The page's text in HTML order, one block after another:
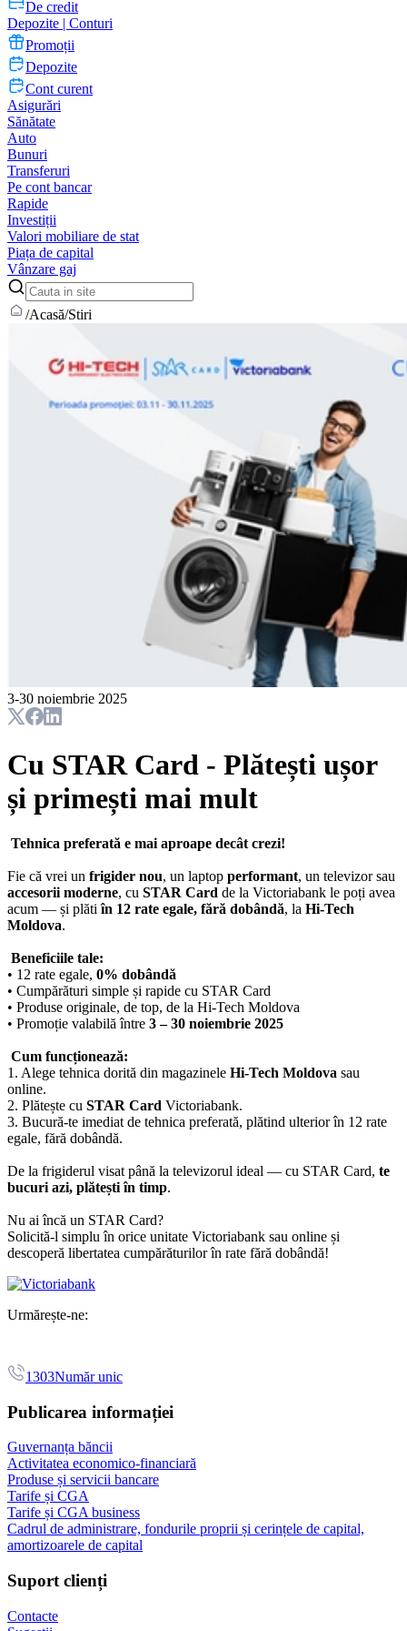
De credit
Depozite | Conturi
Promoții
Depozite
Cont curent
Asigurări
Sănătate
Auto
Bunuri
Transferuri
Pe cont bancar
Rapide
Investiții
Valori mobiliare de stat
Piața de capital
Vânzare gaj
/Acasă/Stiri
3-30 noiembrie 2025
Cu STAR Card - Plătești ușor
și primești mai mult
Tehnica preferată e mai aproape decât crezi!
Fie că vrei un frigider nou, un laptop performant, un televizor sau
accesorii moderne, cu STAR Card de la Victoriabank le poți avea
acum — și plătiîn 12 rate egale, fără dobândă, la Hi-Tech
Moldova.
Beneficiile tale:
• 12 rate egale, 0% dobândă
• Cumpărături simple și rapide cu STAR Card
• Produse originale, de top, de la Hi-Tech Moldova
• Promoție valabilă între 3 – 30 noiembrie 2025
Cum funcționează:
1. Alege tehnica dorită din magazinele Hi-Tech Moldova sau
online.
2. Plătește cu STAR Card Victoriabank.
3. Bucură-te imediat de tehnica preferată, plătind ulterior în 12 rate
egale, fără dobândă.
De la frigiderul visat până la televizorul ideal — cu STAR Card, te
bucuri azi, plătești în timp.
Nu ai încă un STAR Card?
Solicită-l simplu în orice unitate Victoriabank sau online și
descoperă libertatea cumpărăturilor în rate fără dobândă!
Urmărește-ne:
1303Număr unic
Publicarea informației
Guvernanța băncii
Activitatea economico-financiară
Produse și servicii bancare
Tarife și CGA
Tarife și CGA business
Cadrul de administrare, fondurile proprii și cerințele de capital,
amortizoarele de capital
Suport clienți
Contacte